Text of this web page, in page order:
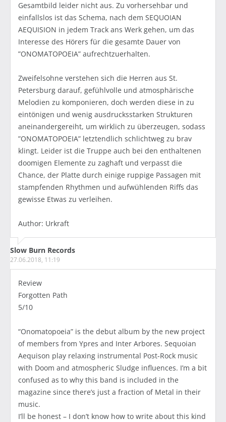
Gesamtbild leider nicht aus. Zu vorhersehbar und
einfallslos ist das Schema, nach dem SEQUOIAN
AEQUISION in jedem Track ans Werk gehen, um das
Interesse des Hörers für die gesamte Dauer von
”ONOMATOPOEIA” aufrechtzuerhalten.
Zweifelsohne verstehen sich die Herren aus St.
Petersburg darauf, gefühlvolle und atmosphärische
Melodien zu komponieren, doch werden diese in zu
eintönigen und wenig ausdrucksstarken Strukturen
aneinandergereiht, um wirklich zu überzeugen, sodass
”ONOMATOPOEIA” letztendlich schlichtweg zu brav
klingt. Leider ist die Truppe auch bei den enthaltenen
doomigen Elemente zu zaghaft und verpasst die
Chance, der Platte durch einige ruppige Passagen mit
stampfenden Rhythmen und aufwühlenden Riffs das
gewisse Etwas zu verleihen.
Author: Urkraft
Slow Burn Records
27.06.2018, 11:19
Review
Forgotten Path
5/10
“Onomatopoeia” is the debut album by the new project
of members from Ypres and Inter Arbores. Sequoian
Aequison play relaxing instrumental Post-Rock music
with Doom and atmospheric Sludge influences. I’m a bit
confused as to why this band is included in the
magazine since there’s just a fraction of Metal in their
music.
I’ll be honest – I don’t know how to write about this kind